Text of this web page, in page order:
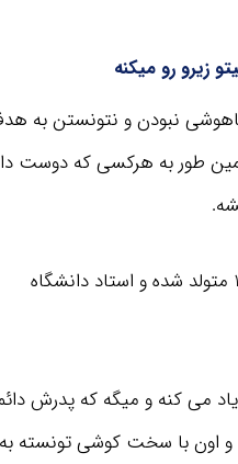
زیرو رو میکنه
نبودن و نتونستن به
طور به هرکسی که دوست
آنجلا داکورث، نویسنده و روانشناس بزرگ آمریکایی توی سال 1970 متولد شده و استاد دانشگاه
می کنه و میگه که پدرش
و اون با سخت کوشی تونسته